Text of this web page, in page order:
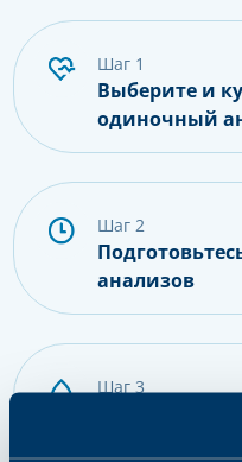
шаг 1
Выберите и
одиночный
шаг 2
анализов
шаг 3